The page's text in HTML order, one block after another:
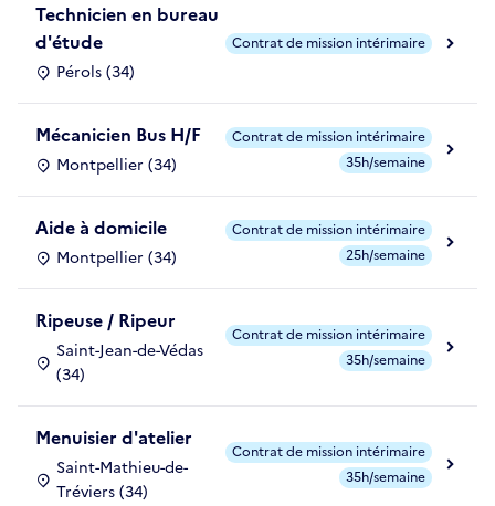
Technicien en bureau
d'étude
Pérols (34)
Contrat de mission intérimaire
Mécanicien Bus H/F
Montpellier (34)
Contrat de mission intérimaire
35h/semaine
Aide à domicile
Montpellier (34)
Contrat de mission intérimaire
25h/semaine
Ripeuse / Ripeur
Saint-Jean-de-Védas
(34)
Contrat de mission intérimaire
35h/semaine
Menuisier d'atelier
Saint-Mathieu-de-
Tréviers (34)
Contrat de mission intérimaire
35h/semaine